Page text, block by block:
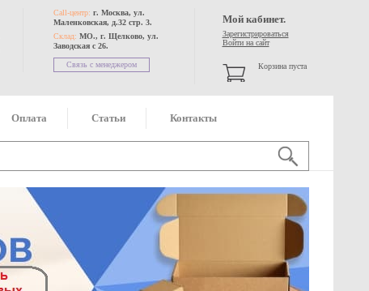
Call-центр: г. Москва, ул.
Маленковская, д.32 стр. 3.
Склад: МО., г. Щелково, ул.
Заводская с 26.
Связь с менеджером
Мой кабинет.
Зарегистрироваться
Войти на сайт
Корзина пуста
Оплата Статьи Контакты